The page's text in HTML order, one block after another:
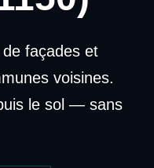
façades et
voisines.
le sol — sans